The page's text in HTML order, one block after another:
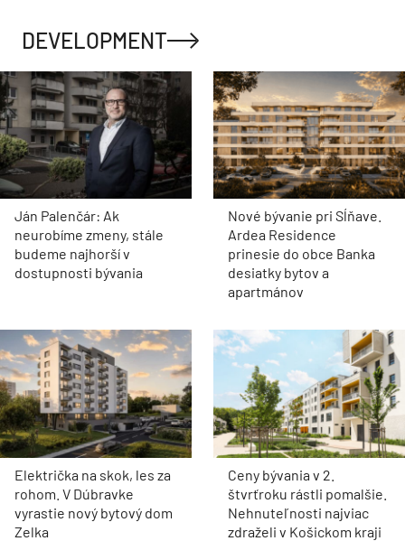
DEVELOPMENT
Ján Palenčár: Ak
neurobíme zmeny, stále
budeme najhorší v
dostupnosti bývania
Nové bývanie pri Sĺňave.
Ardea Residence
prinesie do obce Banka
desiatky bytov a
apartmánov
Električka na skok, les za
rohom. V Dúbravke
vyrastie nový bytový dom
Zelka
Ceny bývania v 2.
štvrťroku rástli pomalšie.
Nehnuteľnosti najviac
zdraželi v Košickom kraji